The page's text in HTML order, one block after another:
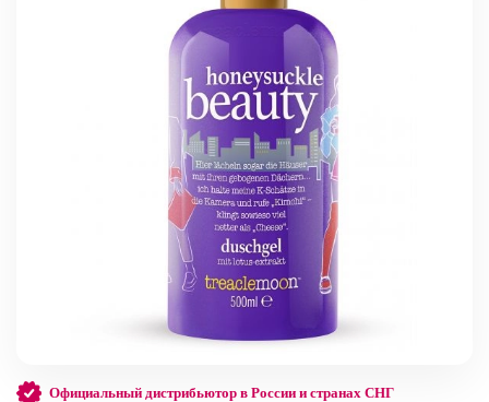
Официальный дистрибьютор в России и странах СНГ